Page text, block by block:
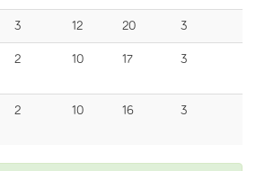
3 12 20 3
2 10 17 3
2 10 16 3